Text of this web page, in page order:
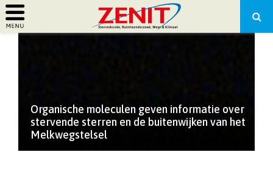
PRIMARY
Organische moleculen geven informatie over
stervende sterren en de buitenwijken van het
Melkwegstelsel